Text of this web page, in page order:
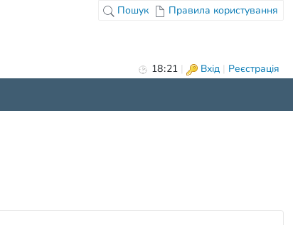
Пошук Правила користування
18:21 | Вхід| Реєстрація